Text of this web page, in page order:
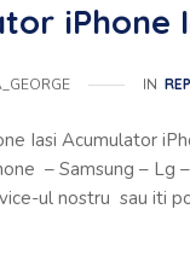
iPhone
IN
Iasi Acumulator
– Samsung –
ul nostru sau iti